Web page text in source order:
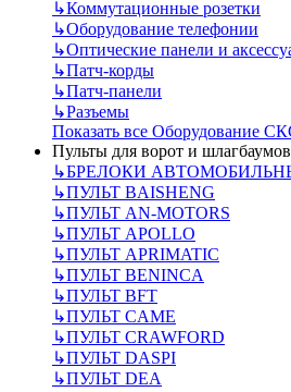
↳Коммутационные розетки
↳Оборудование телефонии
↳Оптические панели и
↳Патч-корды
↳Патч-панели
↳Разъемы
Показать все Оборудование
Пульты для ворот и шлагбаумов
↳БРЕЛОКИ
↳ПУЛЬТ BAISHENG
↳ПУЛЬТ AN-MOTORS
↳ПУЛЬТ APOLLO
↳ПУЛЬТ APRIMATIC
↳ПУЛЬТ BENINCA
↳ПУЛЬТ BFT
↳ПУЛЬТ CAME
↳ПУЛЬТ CRAWFORD
↳ПУЛЬТ DASPI
↳ПУЛЬТ DEA